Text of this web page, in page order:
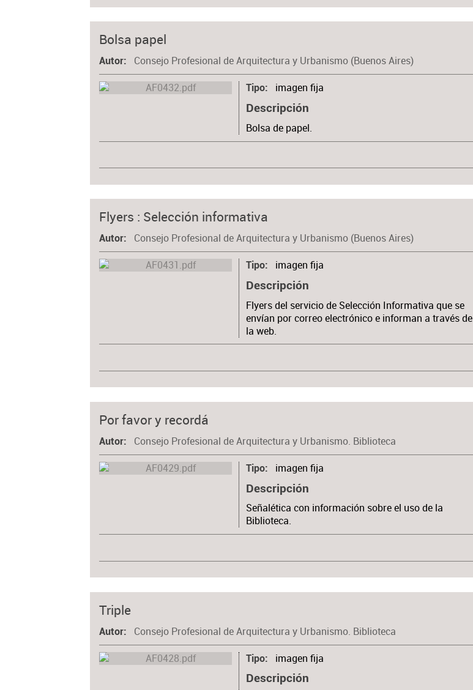
Bolsa papel
Autor Consejo Profesional de Arquitectura y Urbanismo (Buenos Aires)
Tipo imagen fija
Descripción
Bolsa de papel.
Flyers : Selección informativa
Autor Consejo Profesional de Arquitectura y Urbanismo (Buenos Aires)
Tipo imagen fija
Descripción
Flyers del servicio de Selección Informativa que se
envían por correo electrónico e informan a través de
la web.
Por favor y recordá
Autor Consejo Profesional de Arquitectura y Urbanismo. Biblioteca
Tipo imagen fija
Descripción
Señalética con información sobre el uso de la
Biblioteca.
Triple
Autor Consejo Profesional de Arquitectura y Urbanismo. Biblioteca
Tipo imagen fija
Descripción